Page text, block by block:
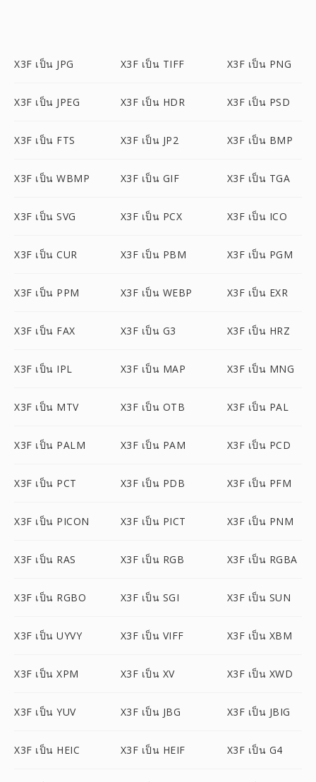
X3F เป็น JPG X3F เป็น TIFF X3F เป็น PNG
X3F เป็น JPEG X3F เป็น HDR X3F เป็น PSD
X3F เป็น FTS X3F เป็น JP2 X3F เป็น BMP
X3F เป็น WBMP X3F เป็น GIF X3F เป็น TGA
X3F เป็น SVG X3F เป็น PCX X3F เป็น ICO
X3F เป็น CUR X3F เป็น PBM X3F เป็น PGM
X3F เป็น PPM X3F เป็น WEBP X3F เป็น EXR
X3F เป็น FAX X3F เป็น G3 X3F เป็น HRZ
X3F เป็น IPL X3F เป็น MAP X3F เป็น MNG
X3F เป็น MTV X3F เป็น OTB X3F เป็น PAL
X3F เป็น PALM X3F เป็น PAM X3F เป็น PCD
X3F เป็น PCT X3F เป็น PDB X3F เป็น PFM
X3F เป็น PICON X3F เป็น PICT X3F เป็น PNM
X3F เป็น RAS X3F เป็น RGB X3F เป็น RGBA
X3F เป็น RGBO X3F เป็น SGI X3F เป็น SUN
X3F เป็น UYVY X3F เป็น VIFF X3F เป็น XBM
X3F เป็น XPM X3F เป็น XV X3F เป็น XWD
X3F เป็น YUV X3F เป็น JBG X3F เป็น JBIG
X3F เป็น HEIC X3F เป็น HEIF X3F เป็น G4